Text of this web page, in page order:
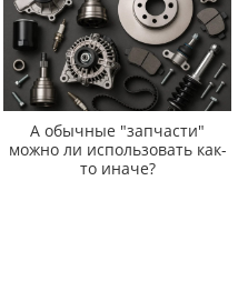
А обычные "запчасти"
можно ли использовать как-
то иначе?